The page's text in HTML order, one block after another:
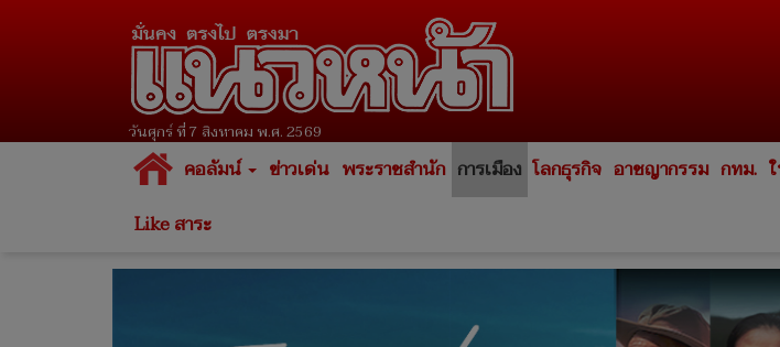
วันศุกร์ ที่ 7 สิงหาคม พ.ศ. 2569
คอลัมน์ ข่าวเด่น พระราชสำนัก การเมือง โลกธุรกิจ อาชญากรรม กทม.
Like สาระ